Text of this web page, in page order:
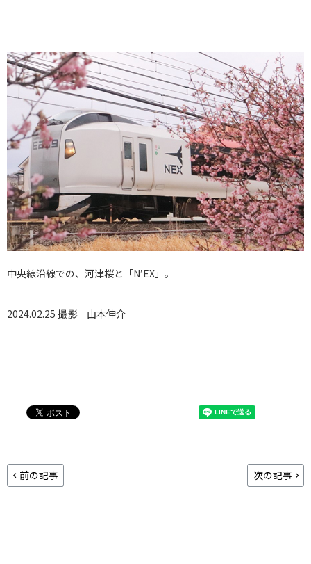
中央線沿線での、河津桜と「N’EX」。
2024.02.25 撮影 山本伸介
前の記事 次の記事